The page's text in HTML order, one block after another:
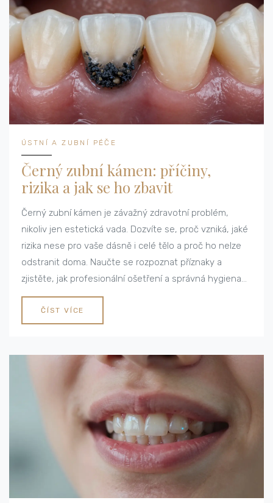
ÚSTNÍ A ZUBNÍ PÉČE
Černý zubní kámen: příčiny,
rizika a jak se ho zbavit
Černý zubní kámen je závažný zdravotní problém,
nikoliv jen estetická vada. Dozvíte se, proč vzniká, jaké
rizika nese pro vaše dásně i celé tělo a proč ho nelze
odstranit doma. Naučte se rozpoznat příznaky a
zjistěte, jak profesionální ošetření a správná hygiena
zachrání vaše zuby.
ČÍST VÍCE